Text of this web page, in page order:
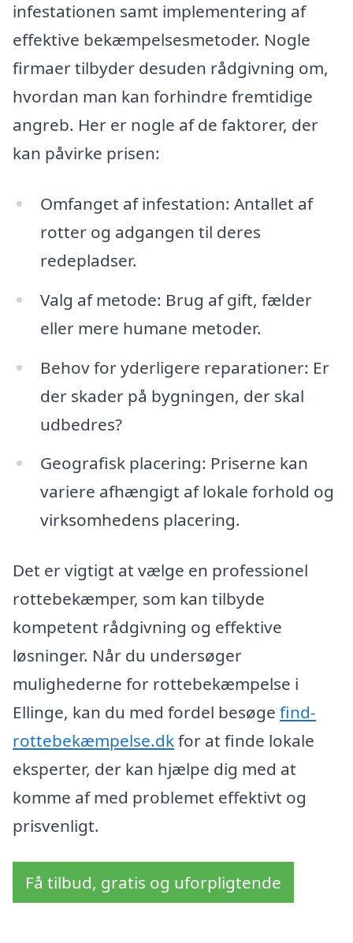
infestationen samt implementering af
effektive bekæmpelsesmetoder. Nogle
firmaer tilbyder desuden rådgivning om,
hvordan man kan forhindre fremtidige
angreb. Her er nogle af de faktorer, der
kan påvirke prisen:
Omfanget af infestation: Antallet af
rotter og adgangen til deres
redepladser.
Valg af metode: Brug af gift, fælder
eller mere humane metoder.
Behov for yderligere reparationer: Er
der skader på bygningen, der skal
udbedres?
Geografisk placering: Priserne kan
variere afhængigt af lokale forhold og
virksomhedens placering.
Det er vigtigt at vælge en professionel
rottebekæmper, som kan tilbyde
kompetent rådgivning og effektive
løsninger. Når du undersøger
mulighederne for rottebekæmpelse i
Ellinge, kan du med fordel besøge find-
rottebekæmpelse.dkfor at finde lokale
eksperter, der kan hjælpe dig med at
komme af med problemet effektivt og
prisvenligt.
Få tilbud, gratis og uforpligtende